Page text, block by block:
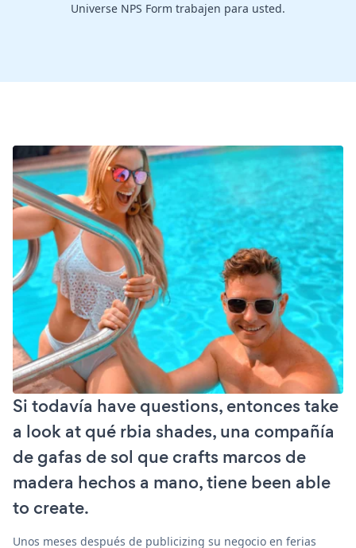
Universe NPS Form trabajen para usted.
Si todavía have questions, entonces take
a look at qué rbia shades, una compañía
de gafas de sol que crafts marcos de
madera hechos a mano, tiene been able
to create.
Unos meses después de publicizing su negocio en ferias